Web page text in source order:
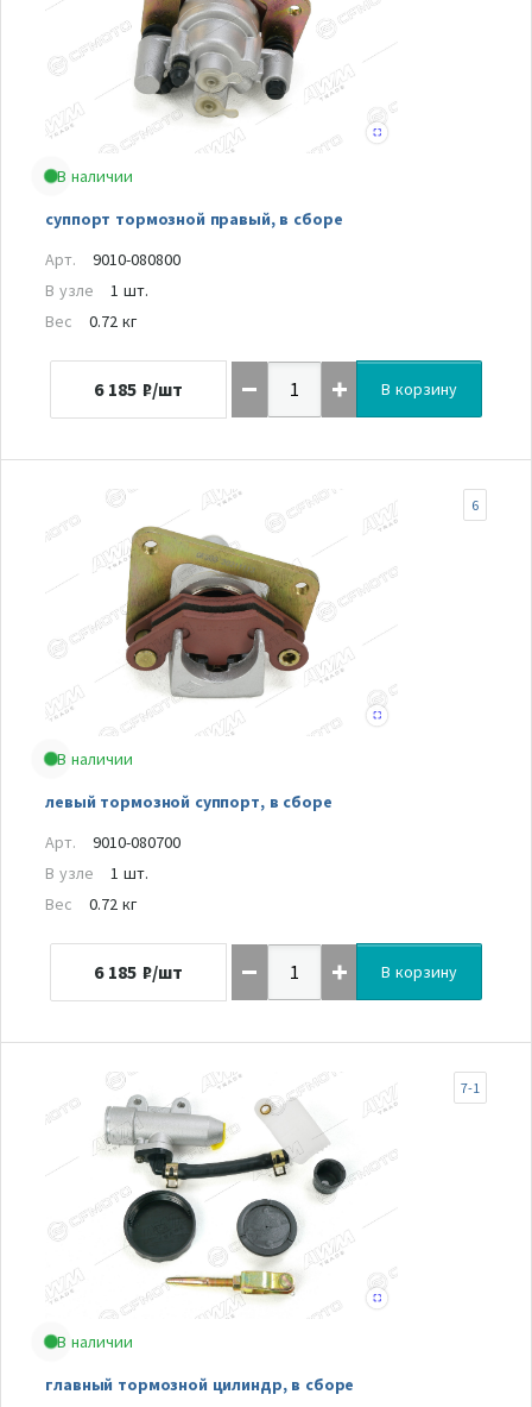
В наличии
суппорт тормозной правый, в сборе
Арт.
9010-080800
В узле
1 шт.
Вес
0.72 кг
6 185 ₽/шт В корзину
В наличии
левый тормозной суппорт, в сборе
6
Арт.
9010-080700
В узле
1 шт.
Вес
0.72 кг
6 185 ₽/шт В корзину
В наличии
главный тормозной цилиндр, в сборе
7-1